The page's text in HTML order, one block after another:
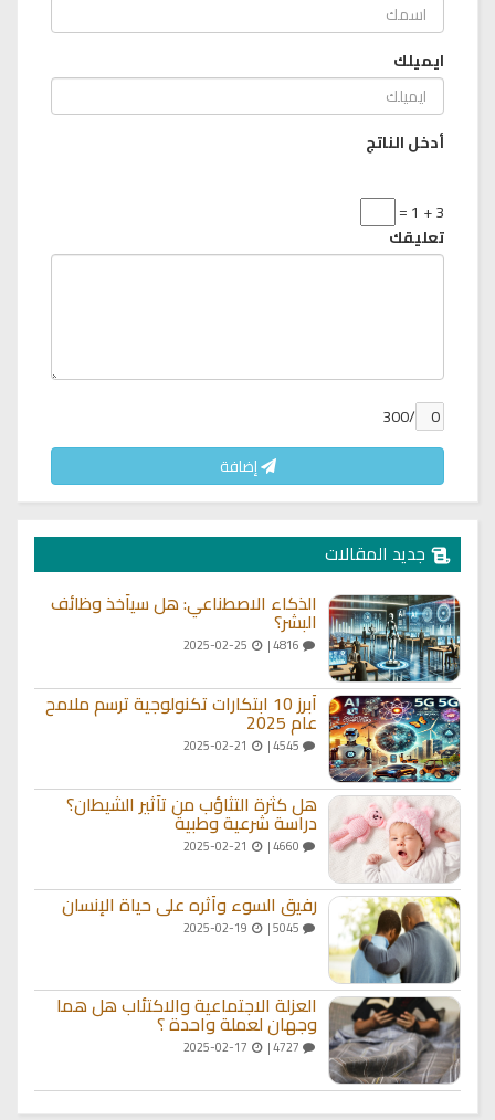
ايميلك
أدخل الناتج
3 + 1 =
تعليقك
/300
إضافة
جديد المقالات
الذكاء الاصطناعي: هل سيأخذ وظائف
البشر؟
أبرز 10 ابتكارات تكنولوجية ترسم ملامح
عام 2025
هل كثرة التثاؤب من تأثير الشيطان؟
دراسة شرعية وطبية
رفيق السوء وأثره على حياة الإنسان
العزلة الاجتماعية والاكتئاب هل هما
وجهان لعملة واحدة ؟